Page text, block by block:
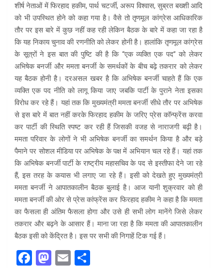
शीर्ष नेताओं में फिरहाद हकीम, पार्थ चटर्जी, अरूप विश्वास, सुब्रत बख्शी आदि
को भी उपस्थित होने को कहा गया है। वैसे तो तृणमूल कांग्रेस आधिकारिक
तौर पर इस बारे में कुछ नहीं कह रही लेकिन बैठक के बारे में कहा जा रहा है
कि यह निकाय चुनाव की रणनीति को लेकर होनी है। हालांकि तृणमूल कांग्रेस
के सूत्रों ने इस बात की पुष्टि की है कि “एक व्यक्ति एक पद” को लेकर
अभिषेक बनर्जी और ममता बनर्जी के समर्थकों के बीच बढ़े तकरार को लेकर
यह बैठक होनी है। दरअसल खबर है कि अभिषेक बनर्जी चाहते हैं कि एक
व्यक्ति एक पद नीति को लागू किया जाए जबकि पार्टी के पुराने नेता इसका
विरोध कर रहे हैं। यहां तक कि मुख्यमंत्री ममता बनर्जी सीधे तौर पर अभिषेक
से इस बारे में बात नहीं करके फिरहाद हकीम के जरिए प्रेस कॉन्फ्रेंस करवा
कर पार्टी की स्थिति स्पष्ट कर रही हैं जिसकी वजह से नाराजगी बढ़ी है।
ममता परिवार के लोगों ने भी अभिषेक बनर्जी का समर्थन किया है और बड़े
पैमाने पर सोशल मीडिया पर अभिषेक के पक्ष में अभियान चल रहे हैं। यहां तक
कि अभिषेक बनर्जी पार्टी के राष्ट्रीय महासचिव के पद से इस्तीफा देने जा रहे
हैं, इस तरह के कयास भी लगाए जा रहे हैं। इसी को देखते हुए मुख्यमंत्री
ममता बनर्जी ने आपातकालीन बैठक बुलाई है। आज यानी शुक्रवार को ही
ममता बनर्जी की ओर से प्रेस कांफ्रेंस कर फिरहाद हकीम ने कहा है कि ममता
का फैसला ही अंतिम फैसला होगा और उसे ही सभी लोग मानेंगे जिसे लेकर
तकरार और बढ़ने के आसार हैं। माना जा रहा है कि ममता की आपातकालीन
बैठक इसी को केंद्रित है। इस पर सभी की निगाहें टिक गई हैं।
F
M E